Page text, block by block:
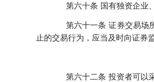
第六十条 国有独资企业、
第六十一条 证券交易场所
止的交易行为，应当及时向证券
第六十二条 投资者可以采